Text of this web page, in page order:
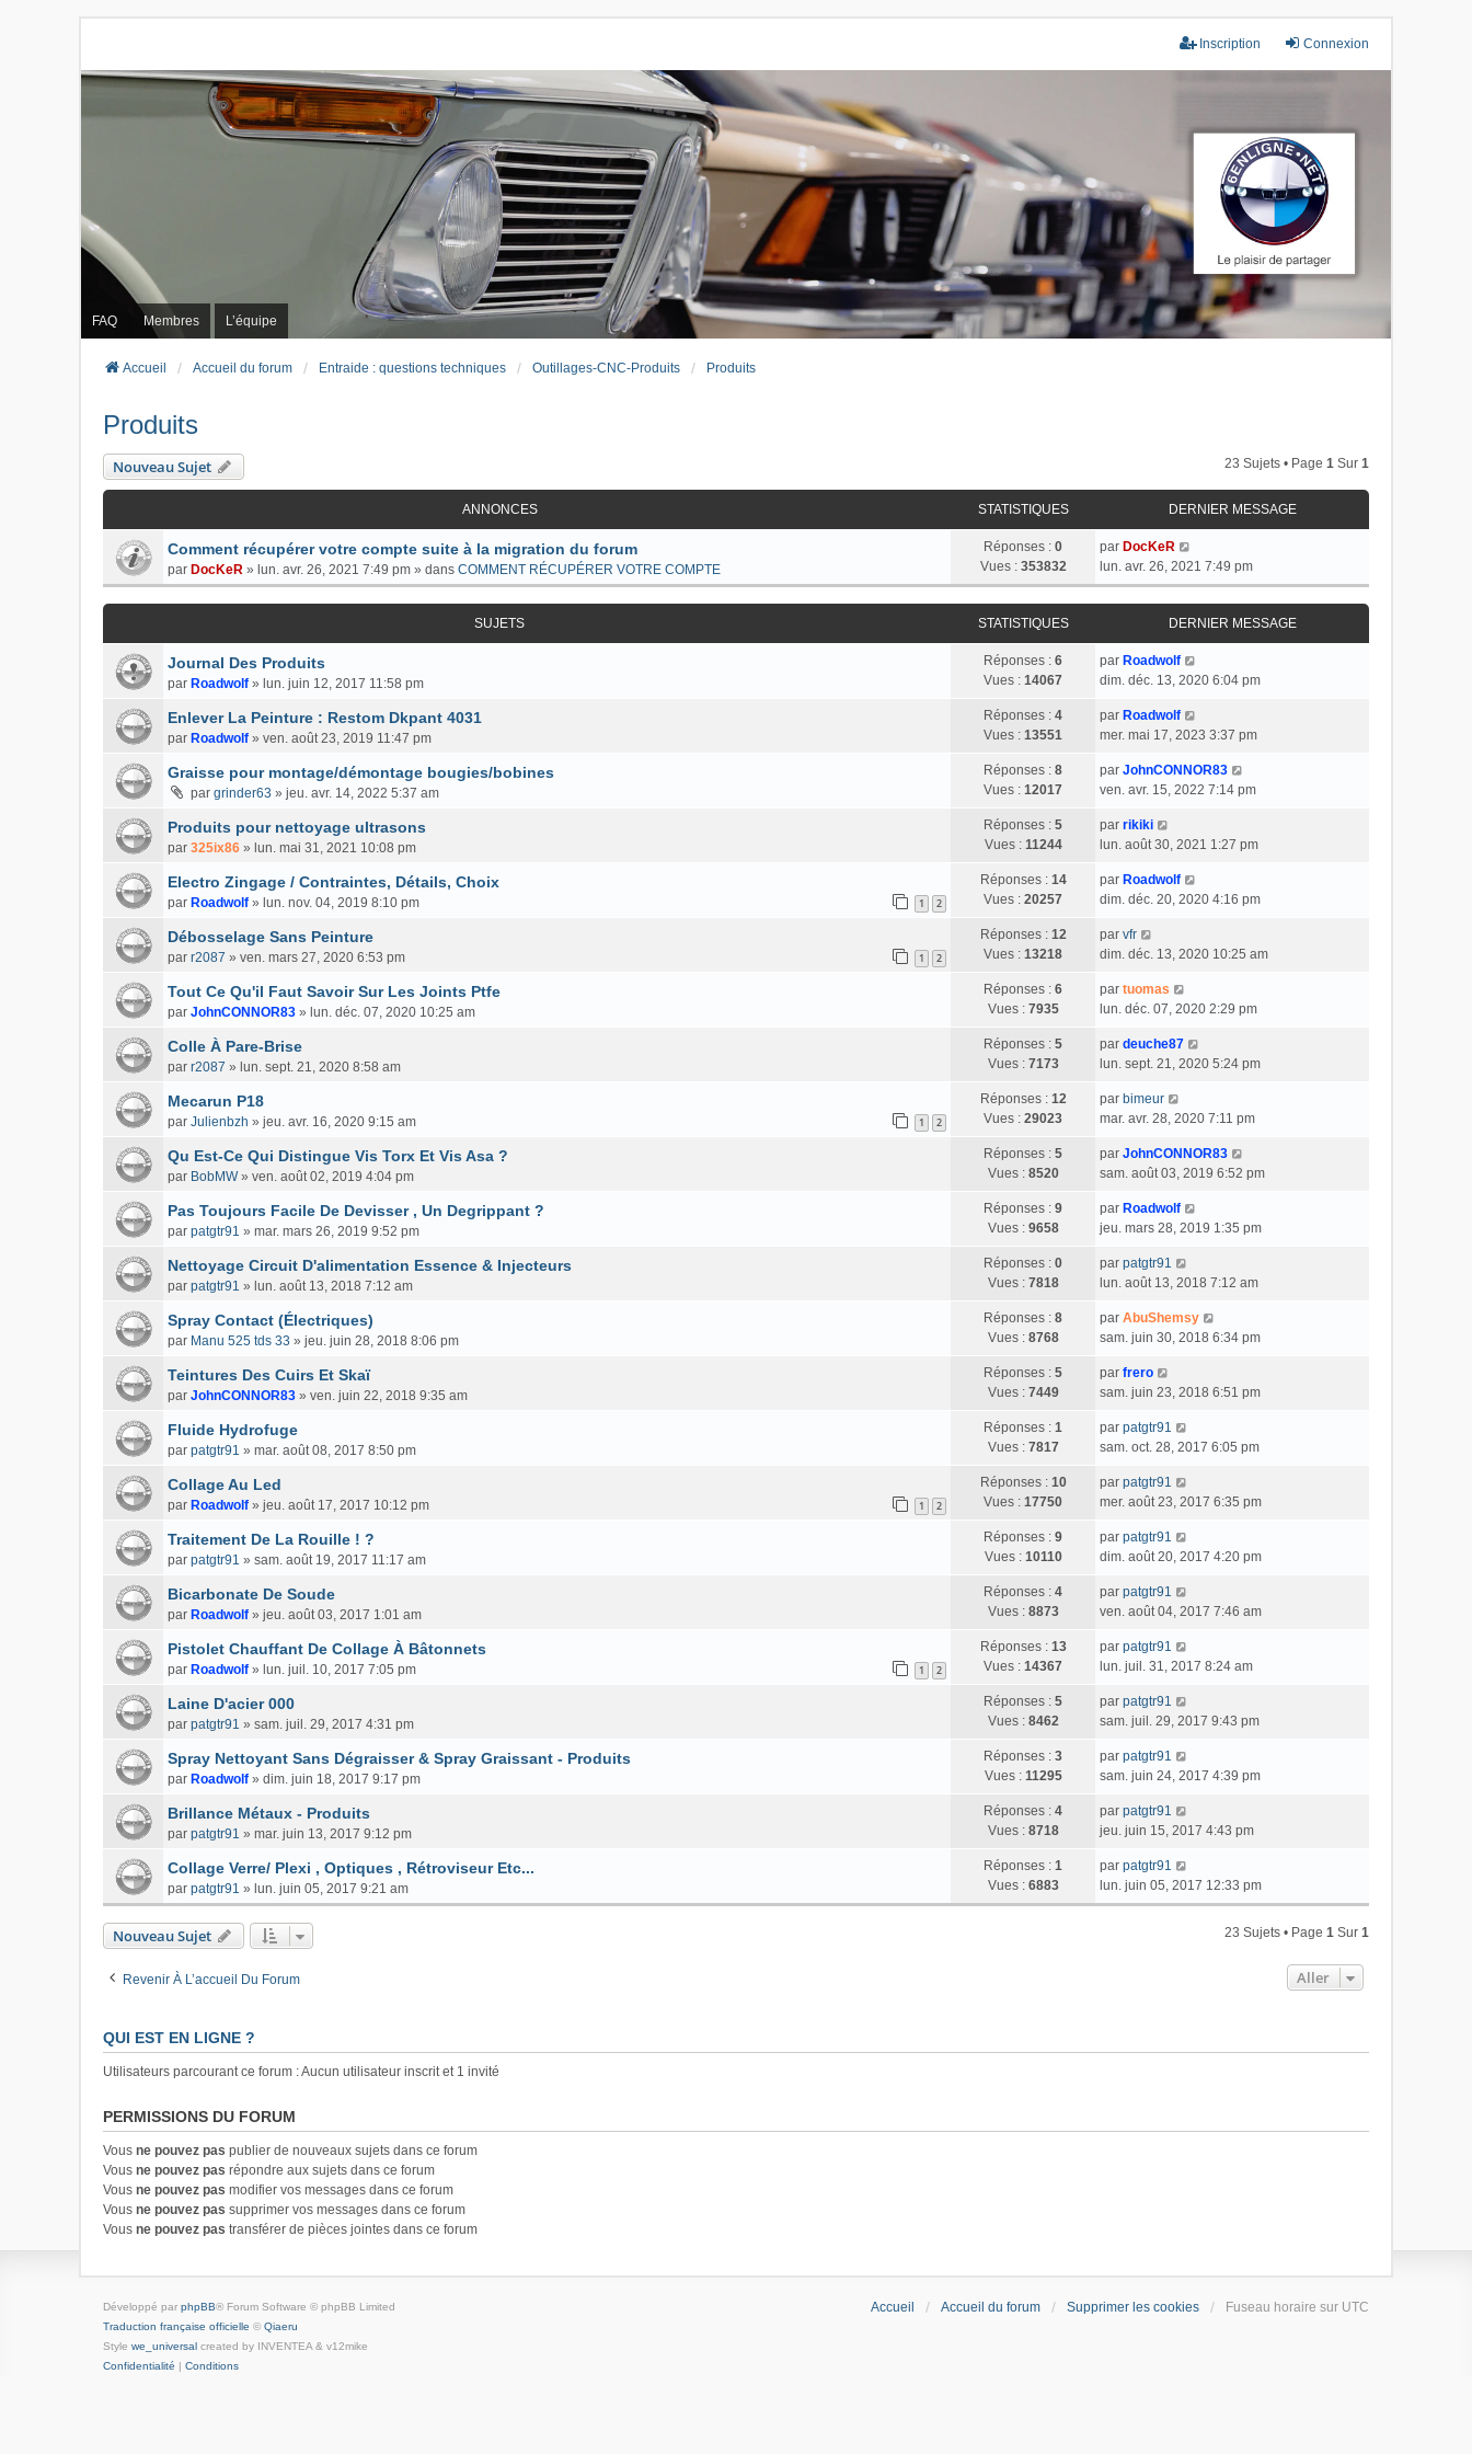
Connexion
Inscription
FAQ Membres L’équipe
Accueil Accueil du forum Entraide : questions techniques Outillages-CNC-Produits Produits
Produits
Nouveau Sujet 23 Sujets • Page 1 Sur 1
ANNONCES STATISTIQUES DERNIER MESSAGE
Comment récupérer votre compte suite à la migration du forum
par DocKeR » lun. avr. 26, 2021 7:49 pm » dans COMMENT RÉCUPÉRER VOTRE COMPTE
Réponses : 0
Vues : 353832
par DocKeR
lun. avr. 26, 2021 7:49 pm
SUJETS STATISTIQUES DERNIER MESSAGE
Journal Des Produits
par Roadwolf » lun. juin 12, 2017 11:58 pm
Réponses : 6
Vues : 14067
par Roadwolf
dim. déc. 13, 2020 6:04 pm
Enlever La Peinture : Restom Dkpant 4031
par Roadwolf » ven. août 23, 2019 11:47 pm
Réponses : 4
Vues : 13551
par Roadwolf
mer. mai 17, 2023 3:37 pm
Graisse pour montage/démontage bougies/bobines
par grinder63 » jeu. avr. 14, 2022 5:37 am
Réponses : 8
Vues : 12017
par JohnCONNOR83
ven. avr. 15, 2022 7:14 pm
Produits pour nettoyage ultrasons
par 325ix86 » lun. mai 31, 2021 10:08 pm
Réponses : 5
Vues : 11244
par rikiki
lun. août 30, 2021 1:27 pm
Electro Zingage / Contraintes, Détails, Choix
par Roadwolf » lun. nov. 04, 2019 8:10 pm 1 2
Réponses : 14
Vues : 20257
par Roadwolf
dim. déc. 20, 2020 4:16 pm
Débosselage Sans Peinture
par r2087 » ven. mars 27, 2020 6:53 pm 1 2
Réponses : 12
Vues : 13218
par vfr
dim. déc. 13, 2020 10:25 am
Tout Ce Qu'il Faut Savoir Sur Les Joints Ptfe
par JohnCONNOR83 » lun. déc. 07, 2020 10:25 am
Réponses : 6
Vues : 7935
par tuomas
lun. déc. 07, 2020 2:29 pm
Colle À Pare-Brise
par r2087 » lun. sept. 21, 2020 8:58 am
Réponses : 5
Vues : 7173
par deuche87
lun. sept. 21, 2020 5:24 pm
Mecarun P18
par Julienbzh » jeu. avr. 16, 2020 9:15 am 1 2
Réponses : 12
Vues : 29023
par bimeur
mar. avr. 28, 2020 7:11 pm
Qu Est-Ce Qui Distingue Vis Torx Et Vis Asa ?
par BobMW» ven. août 02, 2019 4:04 pm
Réponses : 5
Vues : 8520
par JohnCONNOR83
sam. août 03, 2019 6:52 pm
Pas Toujours Facile De Devisser , Un Degrippant ?
par patgtr91 » mar. mars 26, 2019 9:52 pm
Réponses : 9
Vues : 9658
par Roadwolf
jeu. mars 28, 2019 1:35 pm
Nettoyage Circuit D'alimentation Essence & Injecteurs
par patgtr91 » lun. août 13, 2018 7:12 am
Réponses : 0
Vues : 7818
par patgtr91
lun. août 13, 2018 7:12 am
Spray Contact (Électriques)
par Manu 525 tds 33 » jeu. juin 28, 2018 8:06 pm
Réponses : 8
Vues : 8768
par AbuShemsy
sam. juin 30, 2018 6:34 pm
Teintures Des Cuirs Et Skaï
par JohnCONNOR83 » ven. juin 22, 2018 9:35 am
Réponses : 5
Vues : 7449
par frero
sam. juin 23, 2018 6:51 pm
Fluide Hydrofuge
par patgtr91 » mar. août 08, 2017 8:50 pm
Réponses : 1
Vues : 7817
par patgtr91
sam. oct. 28, 2017 6:05 pm
Collage Au Led
par Roadwolf » jeu. août 17, 2017 10:12 pm 1 2
Réponses : 10
Vues : 17750
par patgtr91
mer. août 23, 2017 6:35 pm
Traitement De La Rouille ! ?
par patgtr91 » sam. août 19, 2017 11:17 am
Réponses : 9
Vues : 10110
par patgtr91
dim. août 20, 2017 4:20 pm
Bicarbonate De Soude
par Roadwolf » jeu. août 03, 2017 1:01 am
Réponses : 4
Vues : 8873
par patgtr91
ven. août 04, 2017 7:46 am
Pistolet Chauffant De Collage À Bâtonnets
par Roadwolf » lun. juil. 10, 2017 7:05 pm 1 2
Réponses : 13
Vues : 14367
par patgtr91
lun. juil. 31, 2017 8:24 am
Laine D'acier 000
par patgtr91 » sam. juil. 29, 2017 4:31 pm
Réponses : 5
Vues : 8462
par patgtr91
sam. juil. 29, 2017 9:43 pm
Spray Nettoyant Sans Dégraisser & Spray Graissant - Produits
par Roadwolf » dim. juin 18, 2017 9:17 pm
Réponses : 3
Vues : 11295
par patgtr91
sam. juin 24, 2017 4:39 pm
Brillance Métaux - Produits
par patgtr91 » mar. juin 13, 2017 9:12 pm
Réponses : 4
Vues : 8718
par patgtr91
jeu. juin 15, 2017 4:43 pm
Collage Verre/ Plexi , Optiques , Rétroviseur Etc...
par patgtr91 » lun. juin 05, 2017 9:21 am
Réponses : 1
Vues : 6883
par patgtr91
lun. juin 05, 2017 12:33 pm
Nouveau Sujet 23 Sujets • Page 1 Sur 1
Revenir À L’accueil Du Forum Aller
QUI EST EN LIGNE ?
Utilisateurs parcourant ce forum : Aucun utilisateur inscrit et 1 invité
PERMISSIONS DU FORUM
Vous ne pouvez pas publier de nouveaux sujets dans ce forum
Vous ne pouvez pas répondre aux sujets dans ce forum
Vous ne pouvez pas modifier vos messages dans ce forum
Vous ne pouvez pas supprimer vos messages dans ce forum
Vous ne pouvez pas transférer de pièces jointes dans ce forum
Accueil Accueil du forum Supprimer les cookies Fuseau horaire sur UTC
Développé par phpBB® Forum Software © phpBB Limited
Traduction française officielle © Qiaeru
Style we_universal created by INVENTEA & v12mike
Confidentialité | Conditions